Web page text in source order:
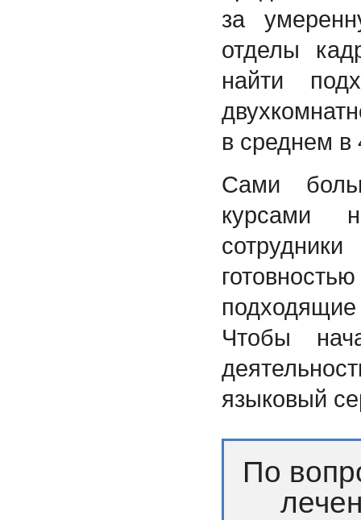
за
отделы
найти
в среднем в
Сами
курсами
Чтобы
языковый
По